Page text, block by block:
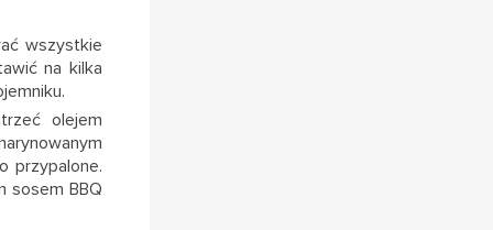
wszystkie
na kilka
olejem
przypalone.
sosem BBQ